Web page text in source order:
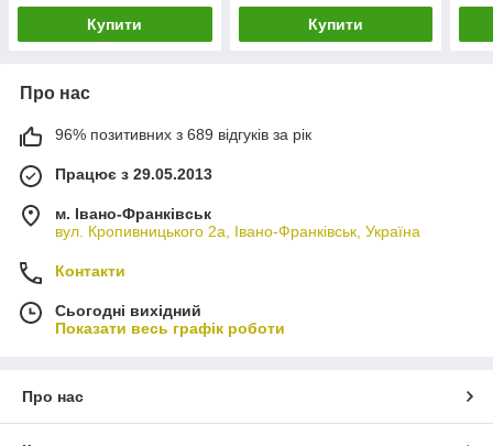
Купити Купити
Про нас
96% позитивних з 689 відгуків за рік
Працює з 29.05.2013
м. Івано-Франківськ
вул. Кропивницького 2а, Івано-Франківськ, Україна
Контакти
Сьогодні вихідний
Показати весь графік роботи
Про нас